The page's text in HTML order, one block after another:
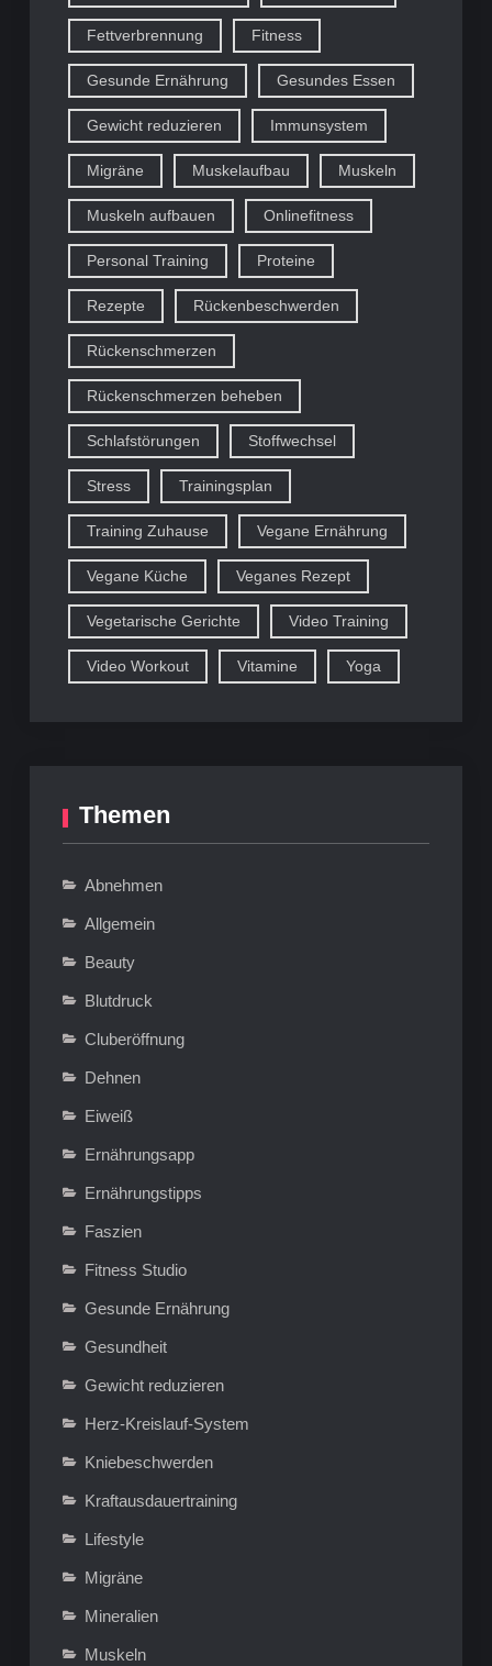
Fettverbrennung Fitness
Gesunde Ernährung Gesundes Essen
Gewicht reduzieren Immunsystem
Migräne Muskelaufbau Muskeln
Muskeln aufbauen Onlinefitness
Personal Training Proteine
Rezepte Rückenbeschwerden
Rückenschmerzen
Rückenschmerzen beheben
Schlafstörungen Stoffwechsel
Stress Trainingsplan
Training Zuhause Vegane Ernährung
Vegane Küche Veganes Rezept
Vegetarische Gerichte Video Training
Video Workout Vitamine Yoga
Themen
Abnehmen
Allgemein
Beauty
Blutdruck
Cluberöffnung
Dehnen
Eiweiß
Ernährungsapp
Ernährungstipps
Faszien
Fitness Studio
Gesunde Ernährung
Gesundheit
Gewicht reduzieren
Herz-Kreislauf-System
Kniebeschwerden
Kraftausdauertraining
Lifestyle
Migräne
Mineralien
Muskeln